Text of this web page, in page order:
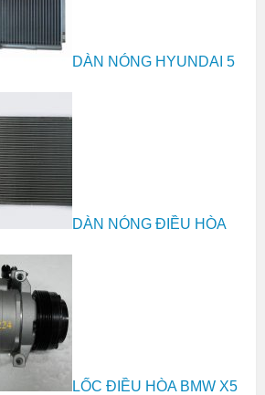
DÀN NÓNG HYUNDAI 5
DÀN NÓNG ĐIỀU HÒA
LỐC ĐIỀU HÒA BMW X5